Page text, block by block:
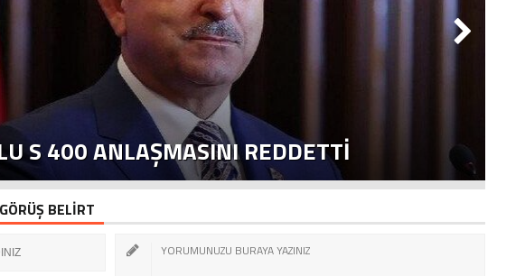
S 400 ANLAŞMASINI REDDETTI
BELİRT